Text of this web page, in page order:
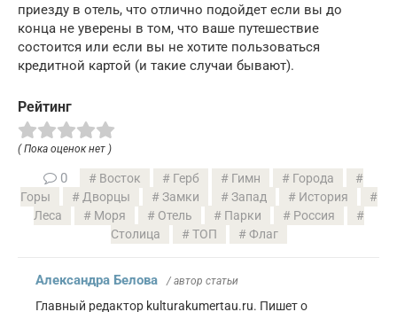
приезду в отель, что отлично подойдет если вы до
конца не уверены в том, что ваше путешествие
состоится или если вы не хотите пользоваться
кредитной картой (и такие случаи бывают).
Рейтинг
( Пока оценок нет )
0 Восток Герб Гимн
Города
Горы
Дворцы Замки Запад
История
Леса
Моря Отель Парки
Россия
Столица
ТОП Флаг
Александра Белова / автор статьи
Главный редактор kulturakumertau.ru. Пишет о